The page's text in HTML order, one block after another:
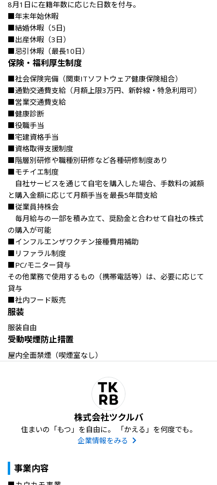
8月1日に在籍年数に応じた日数を付与。
■年末年始休暇
■結婚休暇（5日)
■出産休暇（3日）
■忌引休暇（最長10日）
保険・福利厚生制度
■社会保険完備（関東ITソフトウェア健康保険組合）
■通勤交通費支給（⽉額上限3万円、新幹線・特急利⽤可）
■営業交通費支給
■健康診断
■役職手当
■宅建資格手当
■資格取得支援制度
■階層別研修や職種別研修など各種研修制度あり
■モチイエ制度
⾃社サービスを通じて自宅を購⼊した場合、手数料の減額
と購⼊⾦額に応じて月額手当を最長5年間支給
■従業員持株会
毎⽉給与の⼀部を積み⽴て、奨励金と合わせて⾃社の株式
の購⼊が可能
■インフルエンザワクチン接種費用補助
■リファラル制度
■PC/モニター貸与
その他業務で使用するもの（携帯電話等）は、必要に応じて
貸与
■社内フード販売
服装
服装自由
受動喫煙防止措置
屋内全面禁煙（喫煙室なし）
株式会社ツクルバ
住まいの「もつ」を自由に。 「かえる」を何度でも。
企業情報をみる
事業内容